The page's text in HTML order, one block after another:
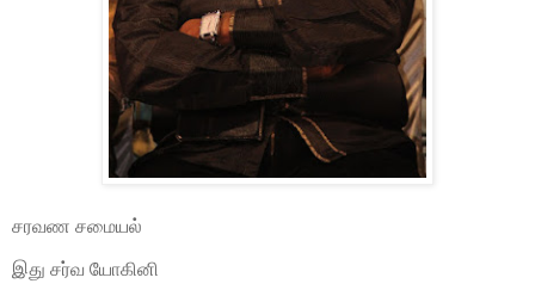
சரவண சமையல்
இது சர்வ யோகினி